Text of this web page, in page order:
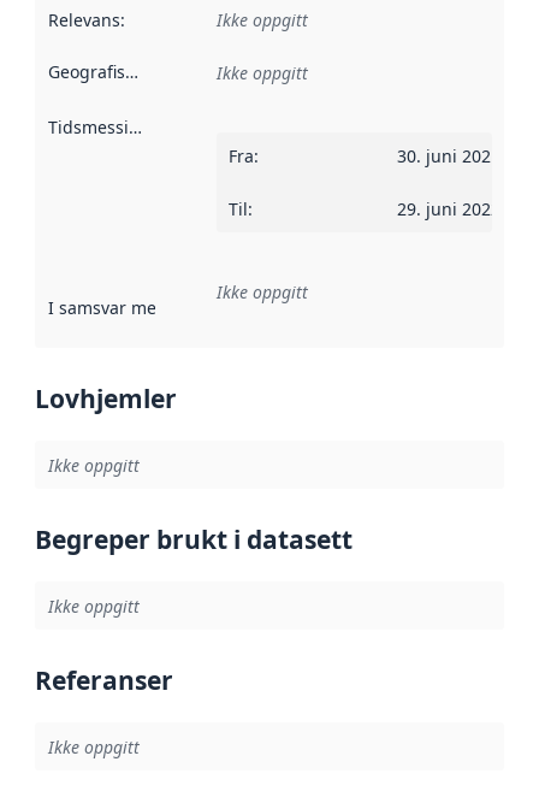
Relevans: Ikke oppgitt
Geografisk avgrensning :
Ikke oppgitt
Tidsmessig avgrensning
Fra: 30. juni 2021
Til: 29. juni 2022
I samsvar med Referanse til en implementasjonsregel
Ikke oppgitt
Lovhjemler
Ikke oppgitt
Begreper brukt i datasett
Ikke oppgitt
Referanser
Ikke oppgitt